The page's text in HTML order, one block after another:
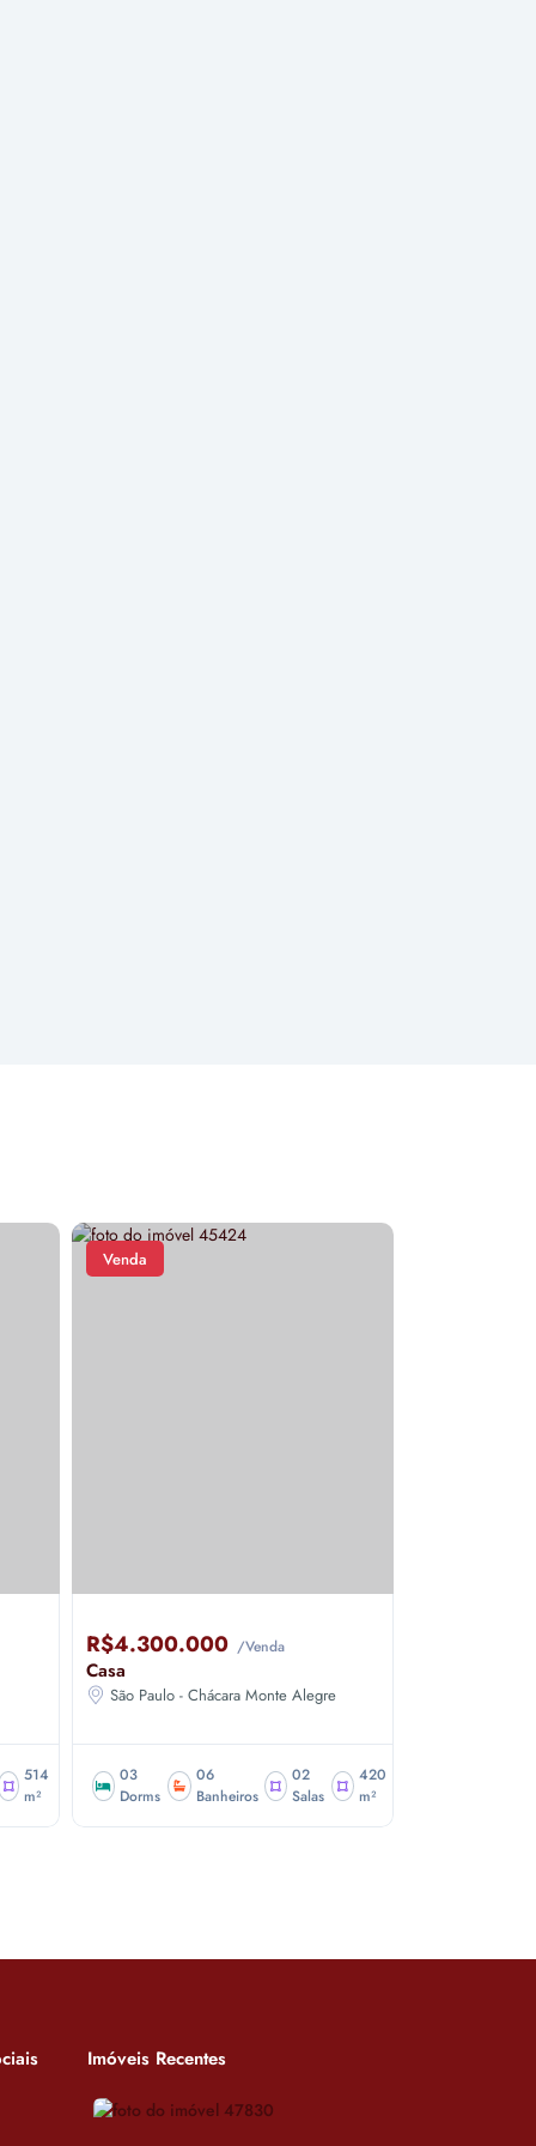
514
m²
Venda
R$4.300.000 /Venda
Casa
São Paulo - Chácara Monte Alegre
03
Dorms
06
Banheiros
02
Salas
420
m²
Imóveis Recentes